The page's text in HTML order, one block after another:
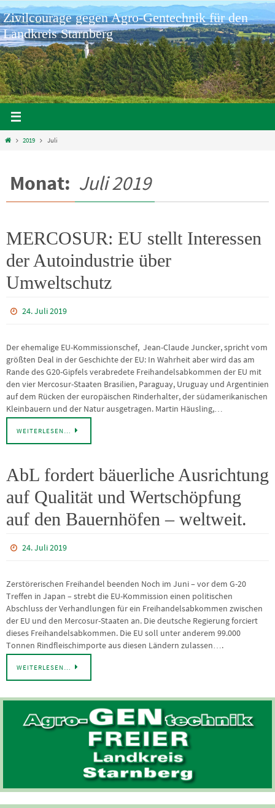
Zum
Inhalt
springen
Zivilcourage gegen Agro-Gentechnik für den
Landkreis Starnberg
Home2019 Juli
Monat: Juli 2019
MERCOSUR: EU stellt Interessen
der Autoindustrie über
Umweltschutz
24. Juli 2019
Der ehemalige EU-Kommissionschef, Jean-Claude Juncker, spricht vom
größten Deal in der Geschichte der EU: In Wahrheit aber wird das am
Rande des G20-Gipfels verabredete Freihandelsabkommen der EU mit
den vier Mercosur-Staaten Brasilien, Paraguay, Uruguay und Argentinien
auf dem Rücken der europäischen Rinderhalter, der südamerikanischen
Kleinbauern und der Natur ausgetragen. Martin Häusling,…
WEITERLESEN…
AbL fordert bäuerliche Ausrichtung
auf Qualität und Wertschöpfung
auf den Bauernhöfen – weltweit.
24. Juli 2019
Zerstörerischen Freihandel beenden Noch im Juni – vor dem G-20
Treffen in Japan – strebt die EU-Kommission einen politischen
Abschluss der Verhandlungen für ein Freihandelsabkommen zwischen
der EU und den Mercosur-Staaten an. Die deutsche Regierung forciert
dieses Freihandelsabkommen. Die EU soll unter anderem 99.000
Tonnen Rindfleischimporte aus diesen Ländern zulassen….
WEITERLESEN…